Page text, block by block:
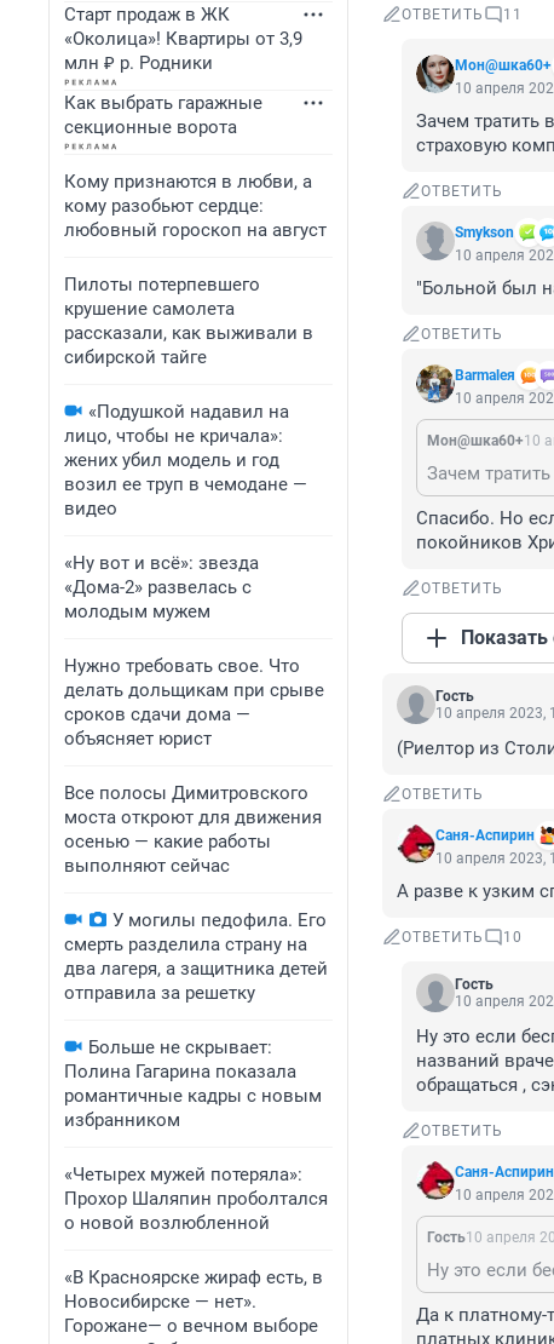
Старт продаж в ЖК
«Околица»! Квартиры от 3,9
млн ₽ р. Родники
Как выбрать гаражные
секционные ворота
Кому признаются в любви, а
кому разобьют сердце:
любовный гороскоп на август
Пилоты потерпевшего
крушение самолета
рассказали, как выживали в
сибирской тайге
«Подушкой надавил на
лицо, чтобы не кричала»:
жених убил модель и год
возил ее труп в чемодане —
видео
«Ну вот и всё»: звезда
«Дома-2» развелась с
молодым мужем
Нужно требовать свое. Что
делать дольщикам при срыве
сроков сдачи дома —
объясняет юрист
Все полосы Димитровского
моста откроют для движения
осенью — какие работы
выполняют сейчас
У могилы педофила. Его
смерть разделила страну на
два лагеря, а защитника детей
отправила за решетку
Больше не скрывает:
Полина Гагарина показала
романтичные кадры с новым
избранником
«Четырех мужей потеряла»:
Прохор Шаляпин проболтался
о новой возлюбленной
«В Красноярске жираф есть, в
Новосибирске — нет».
Горожане— о вечном выборе
ОТВЕТИТЬ 11
Мон@шка60+
10 апреля
Зачем тратить
страховую
ОТВЕТИТЬ
Smykson
10 апреля
"Больной был
ОТВЕТИТЬ
Barmaleя
10 апреля
Мон@шка60+10
Спасибо. Но
покойников
ОТВЕТИТЬ
Гость
10 апреля 2023,
(Риелтор из
ОТВЕТИТЬ
Саня-Аспирин
10 апреля 2023,
А разве к узким
ОТВЕТИТЬ 10
Гость
10 апреля
Ну это если
названий
обращаться ,
ОТВЕТИТЬ
Саня-Аспирин
10 апреля
Гость10 апреля
Да к платному-
платных